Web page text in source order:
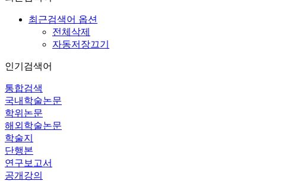
최근검색어 옵션
전체삭제
자동저장끄기
인기검색어
통합검색
국내학술논문
학위논문
해외학술논문
학술지
단행본
연구보고서
공개강의